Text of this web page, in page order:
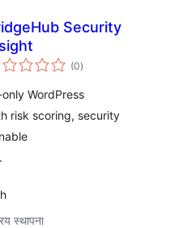
Security
(0एकूण
मूल्यांकन
)
WordPress
risk scoring, security
स्थापना